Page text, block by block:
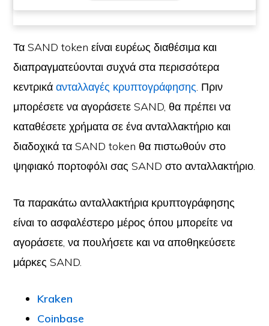
Τα SAND token είναι ευρέως διαθέσιμα και
διαπραγματεύονται συχνά στα περισσότερα
κεντρικάανταλλαγές κρυπτογράφησης. Πριν
μπορέσετε να αγοράσετε SAND, θα πρέπει να
καταθέσετε χρήματα σε ένα ανταλλακτήριο και
διαδοχικά τα SAND token θα πιστωθούν στο
ψηφιακό πορτοφόλι σας SAND στο ανταλλακτήριο.
Τα παρακάτω ανταλλακτήρια κρυπτογράφησης
είναι το ασφαλέστερο μέρος όπου μπορείτε να
αγοράσετε, να πουλήσετε και να αποθηκεύσετε
μάρκες SAND.
Kraken
Coinbase